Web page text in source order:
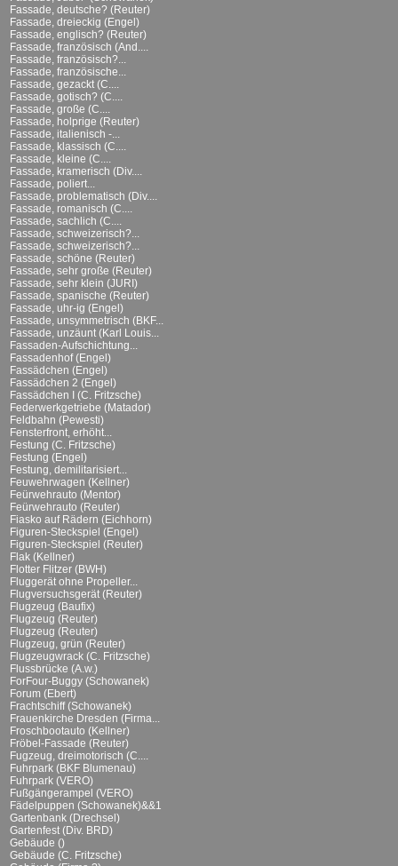
Fassade, deutsche? (Reuter)
Fassade, dreieckig (Engel)
Fassade, englisch? (Reuter)
Fassade, französisch (And....
Fassade, französisch?...
Fassade, französische...
Fassade, gezackt (C....
Fassade, gotisch? (C....
Fassade, große (C....
Fassade, holprige (Reuter)
Fassade, italienisch -...
Fassade, klassisch (C....
Fassade, kleine (C....
Fassade, kramerisch (Div....
Fassade, poliert...
Fassade, problematisch (Div....
Fassade, romanisch (C....
Fassade, sachlich (C....
Fassade, schweizerisch?...
Fassade, schweizerisch?...
Fassade, schöne (Reuter)
Fassade, sehr große (Reuter)
Fassade, sehr klein (JURI)
Fassade, spanische (Reuter)
Fassade, uhr-ig (Engel)
Fassade, unsymmetrisch (BKF...
Fassade, unzäunt (Karl Louis...
Fassaden-Aufschichtung...
Fassadenhof (Engel)
Fassädchen (Engel)
Fassädchen 2 (Engel)
Fassädchen I (C. Fritzsche)
Federwerkgetriebe (Matador)
Feldbahn (Pewesti)
Fensterfront, erhöht...
Festung (C. Fritzsche)
Festung (Engel)
Festung, demilitarisiert...
Feuwehrwagen (Kellner)
Feürwehrauto (Mentor)
Feürwehrauto (Reuter)
Fiasko auf Rädern (Eichhorn)
Figuren-Steckspiel (Engel)
Figuren-Steckspiel (Reuter)
Flak (Kellner)
Flotter Flitzer (BWH)
Fluggerät ohne Propeller...
Flugversuchsgerät (Reuter)
Flugzeug (Baufix)
Flugzeug (Reuter)
Flugzeug (Reuter)
Flugzeug, grün (Reuter)
Flugzeugwrack (C. Fritzsche)
Flussbrücke (A.w.)
ForFour-Buggy (Schowanek)
Forum (Ebert)
Frachtschiff (Schowanek)
Frauenkirche Dresden (Firma...
Froschbootauto (Kellner)
Fröbel-Fassade (Reuter)
Fugzeug, dreimotorisch (C....
Fuhrpark (BKF Blumenau)
Fuhrpark (VERO)
Fußgängerampel (VERO)
Fädelpuppen (Schowanek)&&1
Gartenbank (Drechsel)
Gartenfest (Div. BRD)
Gebäude ()
Gebäude (C. Fritzsche)